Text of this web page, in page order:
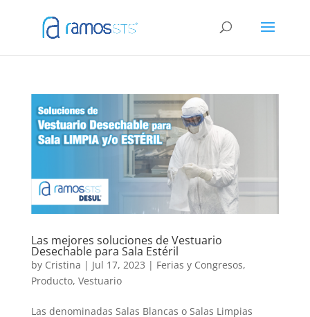
Las mejores soluciones de Vestuario
Desechable para Sala Estéril
by Cristina | Jul 17, 2023 | Ferias y Congresos,
Producto, Vestuario
Las denominadas Salas Blancas o Salas Limpias